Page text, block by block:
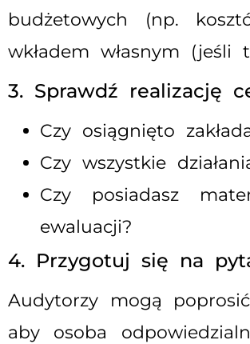
budżetowych (np.
wkładem własnym (jeśli
3. Sprawdź realizację
Czy osiągnięto
Czy wszystkie
Czy posiadasz
ewaluacji?
4. Przygotuj się na
Audytorzy mogą
aby osoba